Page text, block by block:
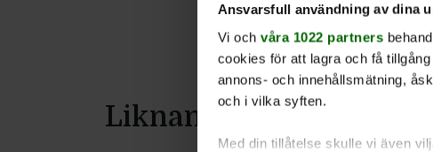
Ansvarsfull användning av dina
Vi och våra 1022 partners
cookies för att lagra och få
annons- och innehållsmätning,
och i vilka syften.
Med din tillåtelse skulle vi även
Liknande produkter